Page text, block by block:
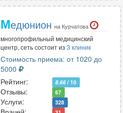
9
4
Медюнион на Курчатова
многопрофильный медицинский
центр, сеть состоит из 3 клиник
Стоимость приема: от 1020 до
5000
Рейтинг:
8.66 / 10
Отзывы: 67
Услуги: 328